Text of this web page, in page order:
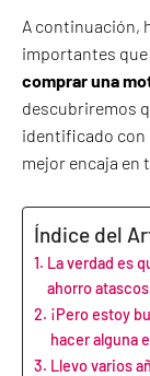
A continuación,
importantes que
comprar una
descubriremos
identificado con
mejor encaja en
Índice del
La verdad es
ahorro
¡Pero estoy
hacer alguna
Llevo varios